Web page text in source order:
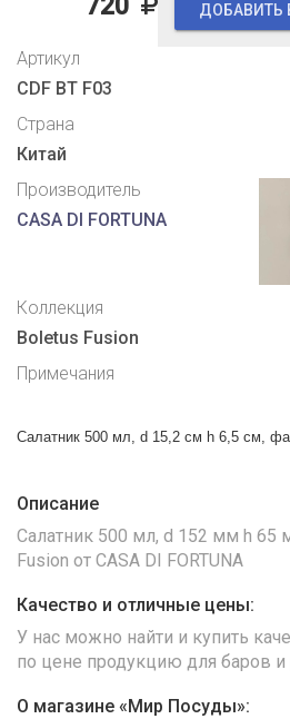
720 ДОБАВИТЬ
Артикул
CDF BT F03
Страна
Китай
Производитель
CASA DI FORTUNA
Коллекция
Boletus Fusion
Примечания
Салатник 500 мл, d 15,2 см h 6,5 см,
Описание
Салатник 500 мл, d 152 мм h 65
Fusion от CASA DI FORTUNA
Качество и отличные цены:
У нас можно найти и купить
по цене продукцию для баров и
О магазине «Мир Посуды»: